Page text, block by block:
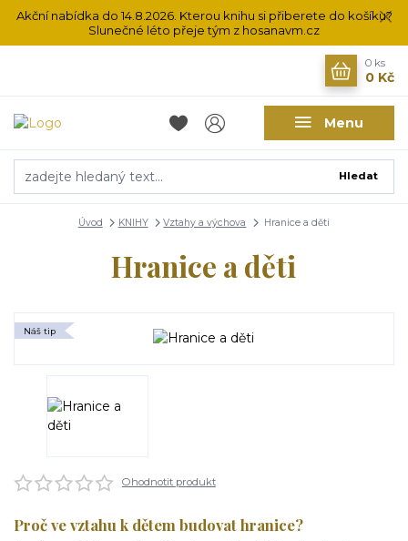
Akční nabídka do 14.8.2026. Kterou knihu si přiberete do košíku?
Slunečné léto přeje tým z hosanavm.cz
Menu
Hledat
0 ks
0 Kč
Úvod KNIHY Vztahy a výchova Hranice a děti
Hranice a děti
Náš tip
Ohodnotit produkt
Proč ve vztahu k dětem budovat hranice?